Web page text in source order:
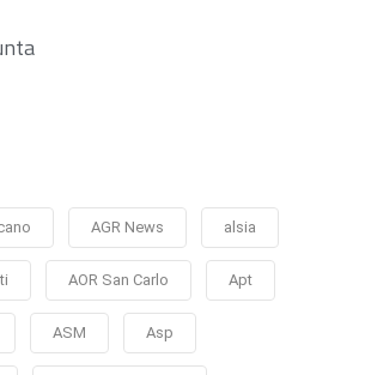
AGR News alsia
AOR San Carlo Apt
ASM Asp